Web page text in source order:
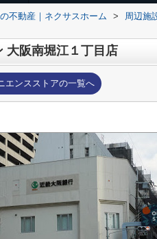
不動産｜ネクサスホーム > 周辺施
大阪南堀江１丁目店
エンスストアの一覧へ